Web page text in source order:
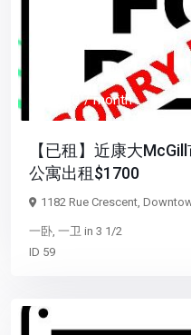
$ 1,700/ month
【已租】近康大
公寓出租$1700
1182 Rue Crescent,
一卧, 一卫 in 3 1/2
ID 59